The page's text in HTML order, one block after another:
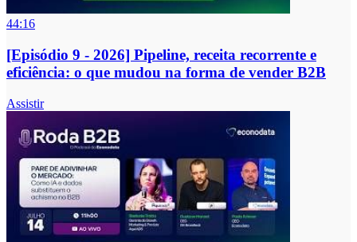
44:16
[Episódio 9 - 2026] Pipeline, receita recorrente e
eficiência: o que mudou na forma de vender B2B
Assistir